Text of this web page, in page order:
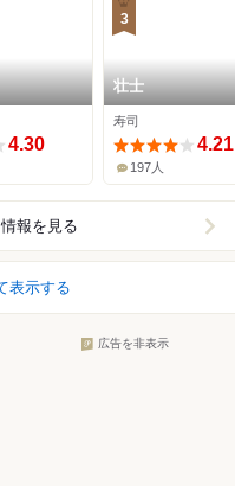
4.30
3
壮士
寿司
4.21
197人
報を見る
表示する
広告を非表示